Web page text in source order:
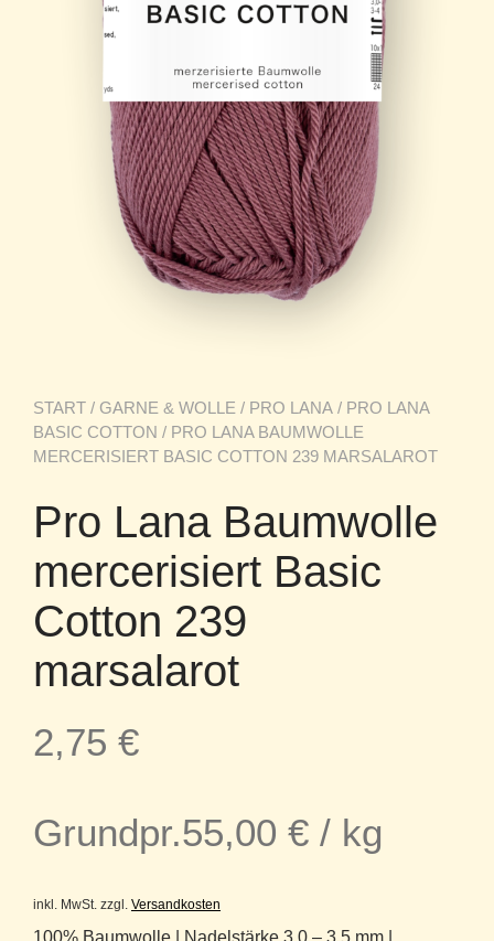
START / GARNE & WOLLE / PRO LANA / PRO LANA
BASIC COTTON / PRO LANA BAUMWOLLE
MERCERISIERT BASIC COTTON 239 MARSALAROT
Pro Lana Baumwolle
mercerisiert Basic
Cotton 239
marsalarot
2,75 €
Grundpr.55,00 € / kg
inkl. MwSt. zzgl. Versandkosten